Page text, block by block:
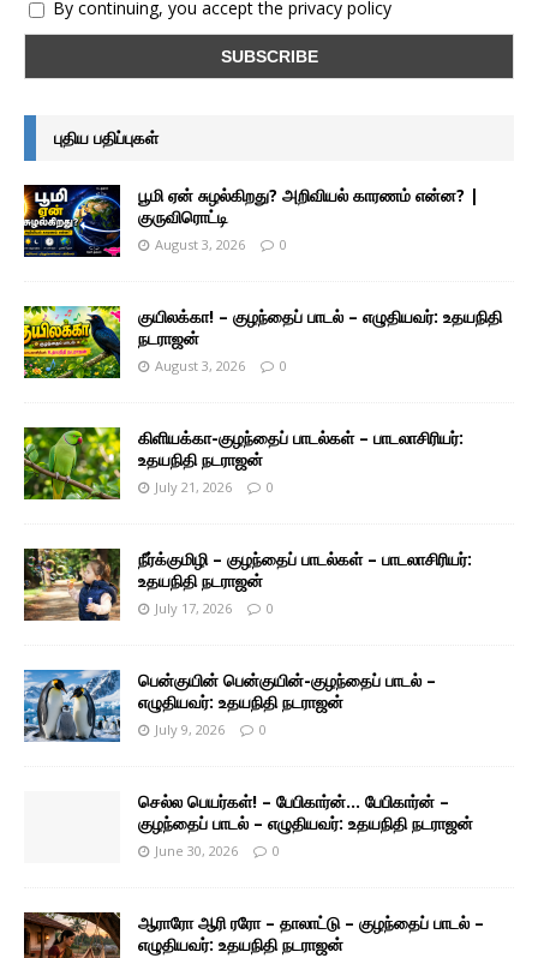
By continuing, you accept the privacy policy
புதிய பதிப்புகள்
பூமி ஏன் சுழல்கிறது? அறிவியல் காரணம் என்ன? |
குருவிரொட்டி
August 3, 2026 0
குயிலக்கா! – குழந்தைப் பாடல் – எழுதியவர்: உதயநிதி
நடராஜன்
August 3, 2026 0
கிளியக்கா-குழந்தைப் பாடல்கள் – பாடலாசிரியர்:
உதயநிதி நடராஜன்
July 21, 2026 0
நீர்க்குமிழி – குழந்தைப் பாடல்கள் – பாடலாசிரியர்:
உதயநிதி நடராஜன்
July 17, 2026 0
பென்குயின் பென்குயின்-குழந்தைப் பாடல் –
எழுதியவர்: உதயநிதி நடராஜன்
July 9, 2026 0
செல்ல பெயர்கள்! – பேபிகார்ன்… பேபிகார்ன் –
குழந்தைப் பாடல் – எழுதியவர்: உதயநிதி நடராஜன்
June 30, 2026 0
ஆராரோ ஆரி ரரோ – தாலாட்டு – குழந்தைப் பாடல் –
எழுதியவர்: உதயநிதி நடராஜன்